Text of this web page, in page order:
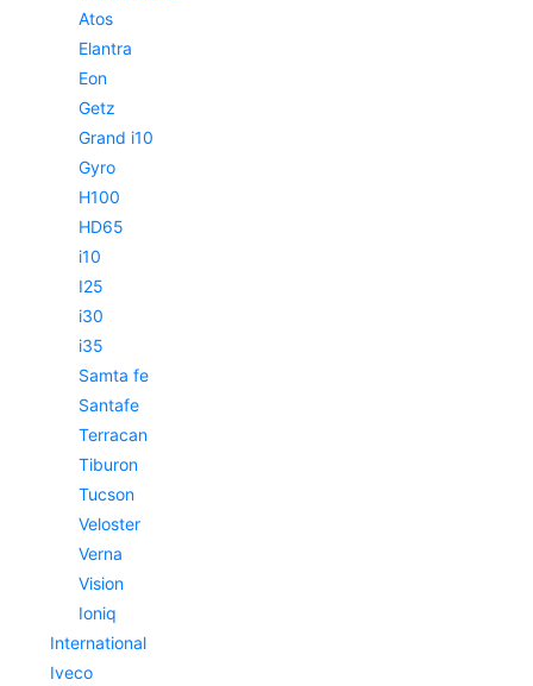
Atos
Elantra
Eon
Getz
Grand i10
Gyro
H100
HD65
i10
I25
i30
i35
Samta fe
Santafe
Terracan
Tiburon
Tucson
Veloster
Verna
Vision
Ioniq
International
Iveco